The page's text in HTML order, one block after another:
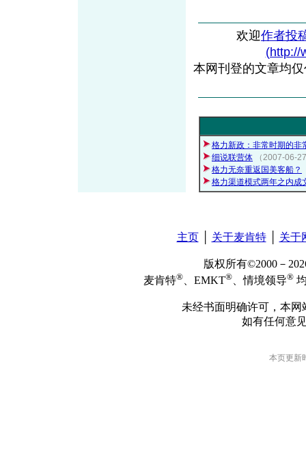
欢迎作者投
(http://
本网刊登的文章均
格力新政：非常时期的非
细说联营体
（2007-06-
格力无奈重返国美客船？
格力渠道模式两年之内成
主页│ 关于麦肯特│ 关于
版权所有©2000－
麦肯特® 、EMKT® 、情境领导®
未经书面明确许可，本
如有任何意
本页更新